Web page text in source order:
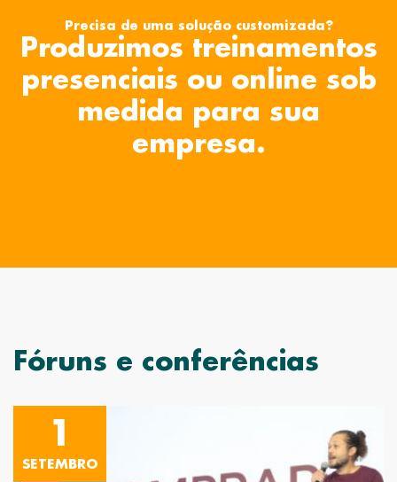
Precisa de uma solução customizada?
Produzimos treinamentos
presenciais ou online sob
medida para sua
empresa.
Fóruns e conferências
1
SETEMBRO